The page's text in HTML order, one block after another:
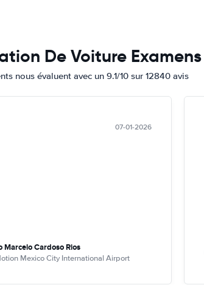
De Voiture Examens
nous évaluent avec un 9.1/10 sur 12840 avis
07-01-2026
Marcelo Cardoso Rios
Mexico City International Airport